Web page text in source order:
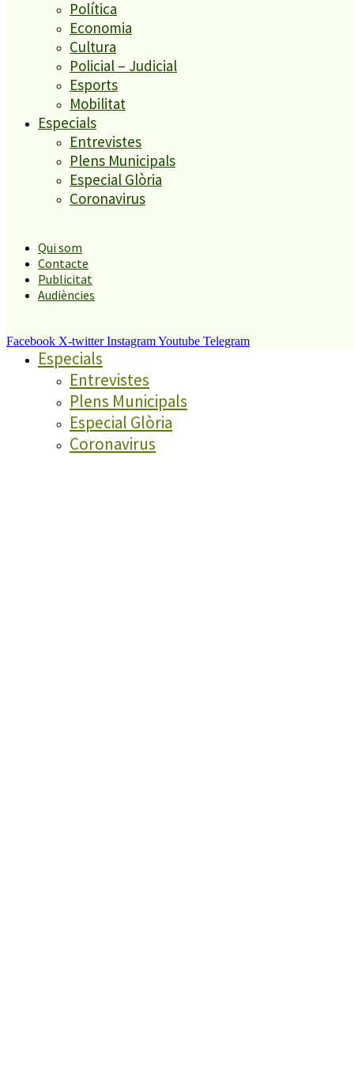
Política
Economia
Cultura
Policial – Judicial
Esports
Mobilitat
Especials
Entrevistes
Plens Municipals
Especial Glòria
Coronavirus
Qui som
Contacte
Publicitat
Audiències
Facebook X-twitter InstagramYoutube Telegram
Directe 107.7FM
Darrer informatiu
Podcasts
Programació
Actualitat
General
Societat
Comarcal
Economia
Cultura
Policial – Judicial
Mobilitat
Especials
Entrevistes
Plens Municipals
Especial Glòria
Coronavirus